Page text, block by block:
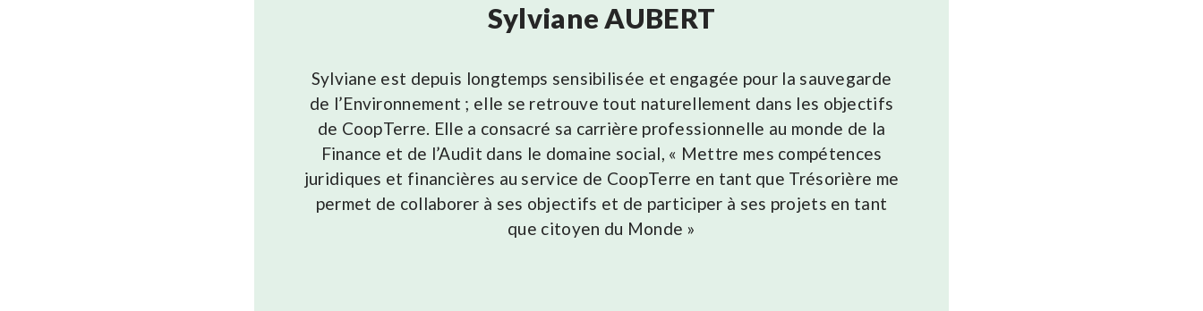
Sylviane AUBERT
Sylviane est depuis longtemps sensibilisée et engagée pour la sauvegarde
de l’Environnement ; elle se retrouve tout naturellement dans les objectifs
de CoopTerre. Elle a consacré sa carrière professionnelle au monde de la
Finance et de l’Audit dans le domaine social, « Mettre mes compétences
juridiques et financières au service de CoopTerre en tant que Trésorière me
permet de collaborer à ses objectifs et de participer à ses projets en tant
que citoyen du Monde »